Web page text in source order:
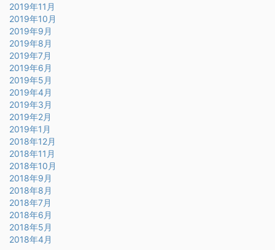
2019年11月
2019年10月
2019年9月
2019年8月
2019年7月
2019年6月
2019年5月
2019年4月
2019年3月
2019年2月
2019年1月
2018年12月
2018年11月
2018年10月
2018年9月
2018年8月
2018年7月
2018年6月
2018年5月
2018年4月